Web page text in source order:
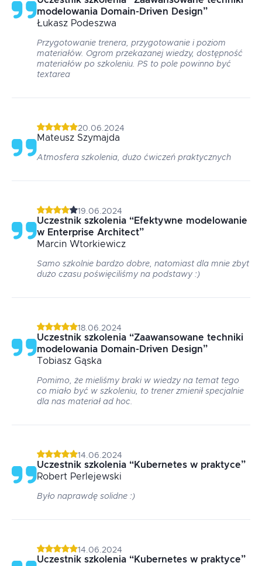
modelowania Domain-Driven Design”
Łukasz Podeszwa
Przygotowanie trenera, przygotowanie i poziom
materiałów. Ogrom przekazanej wiedzy, dostępność
materiałów po szkoleniu. PS to pole powinno być
textarea
20.06.2024
Mateusz Szymajda
Atmosfera szkolenia, dużo ćwiczeń praktycznych
19.06.2024
Uczestnik szkolenia “Efektywne modelowanie
w Enterprise Architect”
Marcin Wtorkiewicz
Samo szkolnie bardzo dobre, natomiast dla mnie zbyt
dużo czasu poświęciliśmy na podstawy :)
18.06.2024
Uczestnik szkolenia “Zaawansowane techniki
modelowania Domain-Driven Design”
Tobiasz Gąska
Pomimo, że mieliśmy braki w wiedzy na temat tego
co miało być w szkoleniu, to trener zmienił specjalnie
dla nas materiał ad hoc.
14.06.2024
Uczestnik szkolenia “Kubernetes w praktyce”
Robert Perlejewski
Było naprawdę solidne :)
14.06.2024
Uczestnik szkolenia “Kubernetes w praktyce”